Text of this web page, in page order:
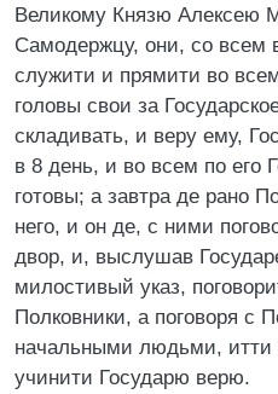
Великому Князю Алексею
Самодержцу, они, со всем
служити и прямити во
головы свои за
складивать, и веру ему,
в 8 день, и во всем по его
готовы; а завтра де рано
него, и он де, с ними
двор, и, выслушав
милостивый указ,
Полковники, а поговоря с
начальными людьми, итти
учинити Государю верю.